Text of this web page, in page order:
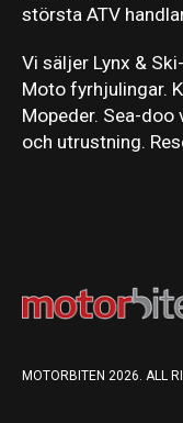
största ATV
Vi säljer Lynx &
Moto fyrhjulingar.
Mopeder. Sea-doo
och utrustning.
MOTORBITEN 2026. ALL